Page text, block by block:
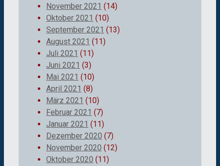
November 2021 (14)
Oktober 2021 (10)
September 2021 (13)
August 2021 (11)
Juli 2021 (11)
Juni 2021 (3)
Mai 2021 (10)
April 2021 (8)
März 2021 (10)
Februar 2021 (7)
Januar 2021 (11)
Dezember 2020 (7)
November 2020 (12)
Oktober 2020 (11)